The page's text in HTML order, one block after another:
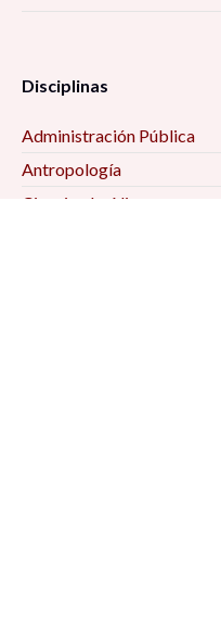
Disciplinas
Administración Pública
Antropología
Ciencias Jurídicas